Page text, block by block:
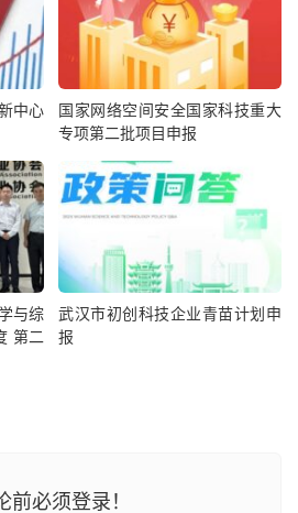
中心
国家网络空间安全国家科技重大
专项第二批项目申报
与综
第二
武汉市初创科技企业青苗计划申
报
前必须登录！